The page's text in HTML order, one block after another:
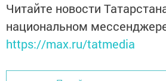
Читайте новости
национальном
https://max.ru/tatmedia